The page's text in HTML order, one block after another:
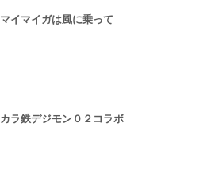
マイマイガは風に乗って
カラ鉄デジモン０２コラボ